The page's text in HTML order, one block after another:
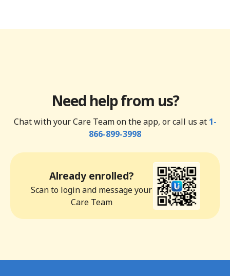
Need help from us?
Chat with your Care Team on the app, or call us at 1-
866-899-3998
Already enrolled?
Scan to login and message your
Care Team